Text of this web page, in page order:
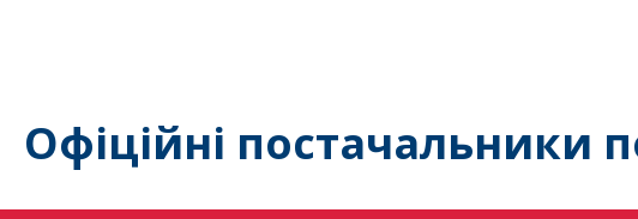
Офіційні постачальники